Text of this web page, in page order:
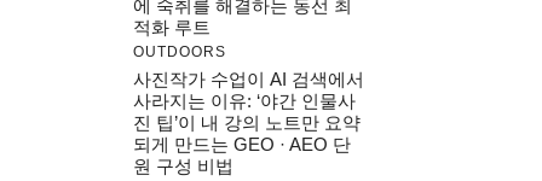
에 숙취를 해결하는 동선 최
적화 루트
OUTDOORS
사진작가 수업이 AI 검색에서
사라지는 이유: ‘야간 인물사
진 팁’이 내 강의 노트만 요약
되게 만드는 GEO · AEO 단
원 구성 비법